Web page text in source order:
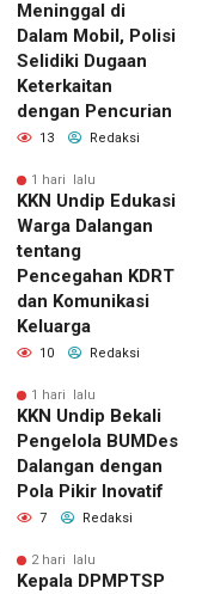
Meninggal di
Dalam Mobil, Polisi
Selidiki Dugaan
Keterkaitan
dengan Pencurian
13 Redaksi
1 hari lalu
KKN Undip Edukasi
Warga Dalangan
tentang
Pencegahan KDRT
dan Komunikasi
Keluarga
10 Redaksi
1 hari lalu
KKN Undip Bekali
Pengelola BUMDes
Dalangan dengan
Pola Pikir Inovatif
7 Redaksi
2 hari lalu
Kepala DPMPTSP